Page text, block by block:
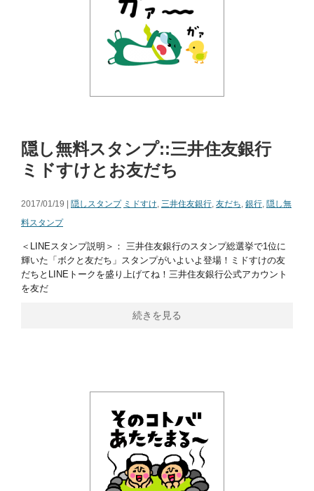
隠し無料スタンプ::三井住友銀行
ミドすけとお友だち
2017/01/19 | 隠しスタンプ ミドすけ, 三井住友銀行, 友だち, 銀行, 隠し無
料スタンプ
＜LINEスタンプ説明＞： 三井住友銀行のスタンプ総選挙で1位に
輝いた「ボクと友だち」スタンプがいよいよ登場！ミドすけの友
だちとLINEトークを盛り上げてね！三井住友銀行公式アカウント
を友だ
続きを見る